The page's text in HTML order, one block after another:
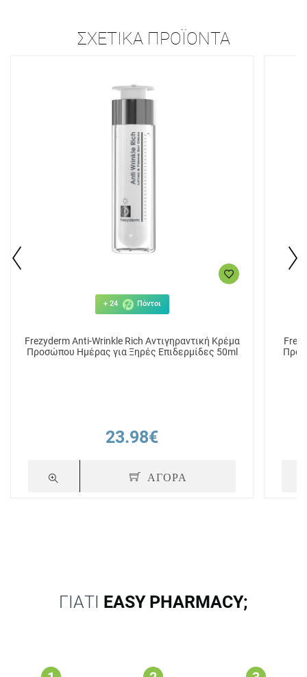
ΣΧΕΤΙΚΆ ΠΡΟΪΌΝΤΑ
+ 24 Πόντοι
Frezyderm Anti-Wrinkle Rich Αντιγηραντική Κρέμα
Προσώπου Ημέρας για Ξηρές Επιδερμίδες 50ml
23.98€
ΑΓΟΡΑ
ΓΙΑΤΙ EASY PHARMACY;